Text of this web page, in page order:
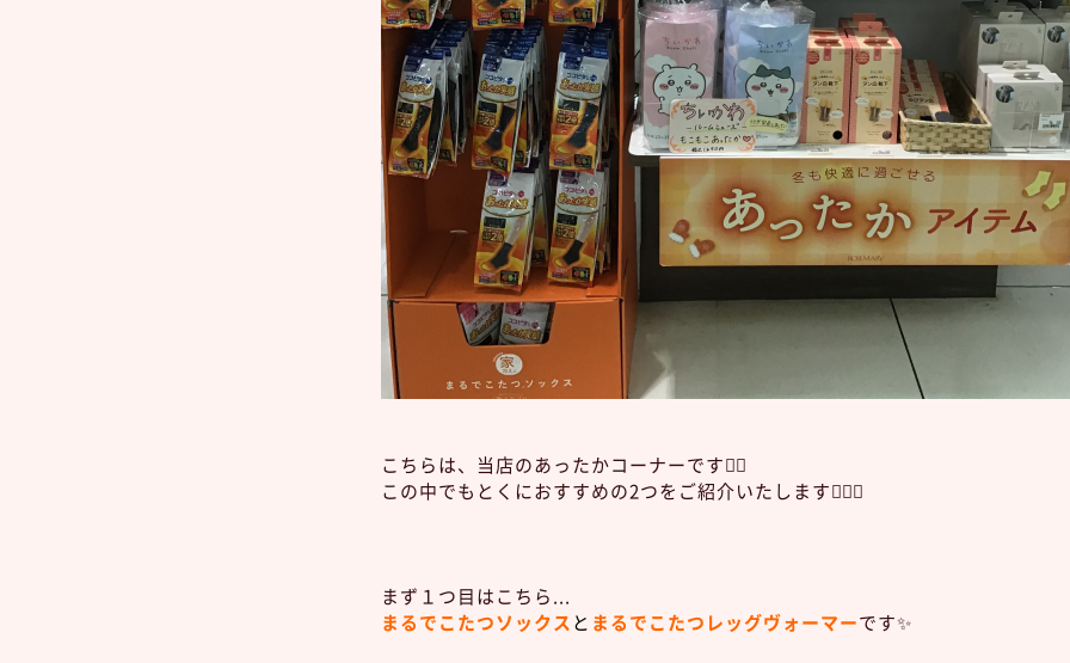
こちらは、当店のあったかコーナーです❤️‍🔥
この中でもとくにおすすめの2つをご紹介いたします💁🏼‍♀️
まず１つ目はこちら...
まるでこたつソックスと まるでこたつレッグヴォーマーです✨